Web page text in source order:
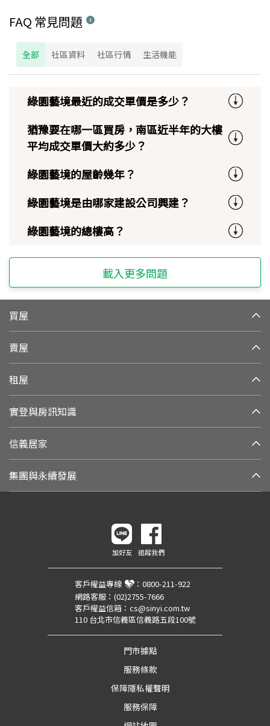
FAQ 常見問題
全部 社區資料 社區行情 生活機能
綠園藝境最近的成交單價是多少？
猶豫要在哪一區買房，南區近半年的大樓
平均成交單價大約多少？
綠園藝境的屋齡幾年？
綠園藝境是由哪家建設公司興建？
綠園藝境的總樓高？
載入更多問題
買屋
賣屋
租屋
實登與房訊知識
信義居家
集團與永續發展
加好友 追蹤我們
客戶權益專線 ： 0800-211-922
網路客服： (02)2755-7666
客戶權益信箱： cs@sinyi.com.tw
110 台北市信義區信義路五段100號
門市據點
服務條款
保障隱私權聲明
服務保障